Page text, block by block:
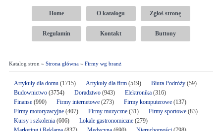
Home O katalogu Zgłoś stronę
Regulamin Kontakt Buttony
Katalog stron » Strona główna» Firmy wg branż
Artykuły dla domu(1715) Artykuły dla firm(519) Biura Podróży(59)
Budownictwo(3754) Doradztwo(943) Elektronika (316)
Finanse(990) Firmy internetowe (273) Firmy komputerowe(137)
Firmy motoryzacyjne(407) Firmy muzyczne(31) Firmy sportowe(83)
Kursy i szkolenia(606) Lokale gastronomiczne(279)